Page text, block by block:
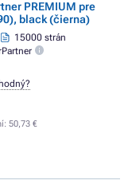
PREMIUM pre
black (čierna)
15000 strán
50,73 €